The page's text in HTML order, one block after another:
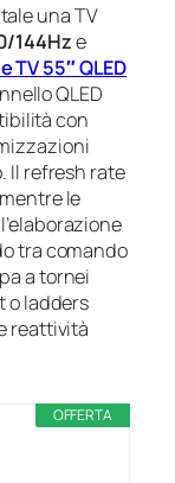
una TV
144Hze
TV 55″ QLED
QLED
con
Il refresh rate
le
tra comando
a tornei
o ladders
reattività
OFFERTA